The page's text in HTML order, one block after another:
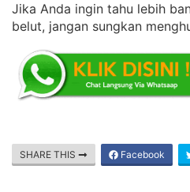
Jika Anda ingin tahu lebih
belut, jangan sungkan
SHARE THIS Facebook